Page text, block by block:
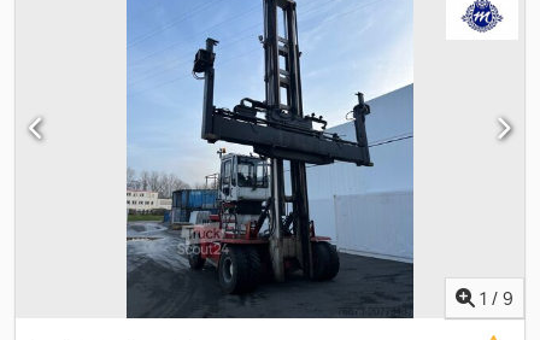
magazzino di Oldenburg abbiamo circa 150 carrelli elevatori per
carichi pesanti, carrelli elevatori per container, carrelli elevatori a
braccio, carrelli elevatori e trattori terminali. Visitate il nostro sito
web – ... Offriamo leasing, noleggio con riscatto e finanziamenti a
condizioni vantaggiose. Acquistiamo volentieri anche il vostro
usato, anche se non acquistate un veicolo da noi. Chiamatemi,
sono Marco Levermann, e sarò lieto di fornirvi una consulenza
approfondita su questo MODELLO - MARCA. A proposito: la nostra
officina specializzata in carrelli elevatori è specializzata nella
riparazione e nella manutenzione di macchinari di grandi
dimensioni a partire da 8 tonnellate. Sarà nostro piacere esporre
il vostro veicolo nel nostro showroom per la vendita in conto
commissione. Spostatore laterale, cabina completa = Ulteriori
1 / 9